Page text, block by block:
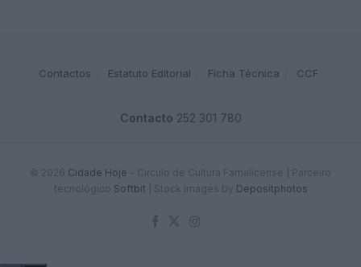
Contactos Estatuto Editorial Ficha Técnica CCF
Contacto 252 301 780
© 2026 Cidade Hoje - Circulo de Cultura Famalicense | Parceiro
tecnológico Softbit Stock images by Depositphotos